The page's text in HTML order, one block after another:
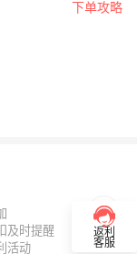
下单攻略
返利
客服